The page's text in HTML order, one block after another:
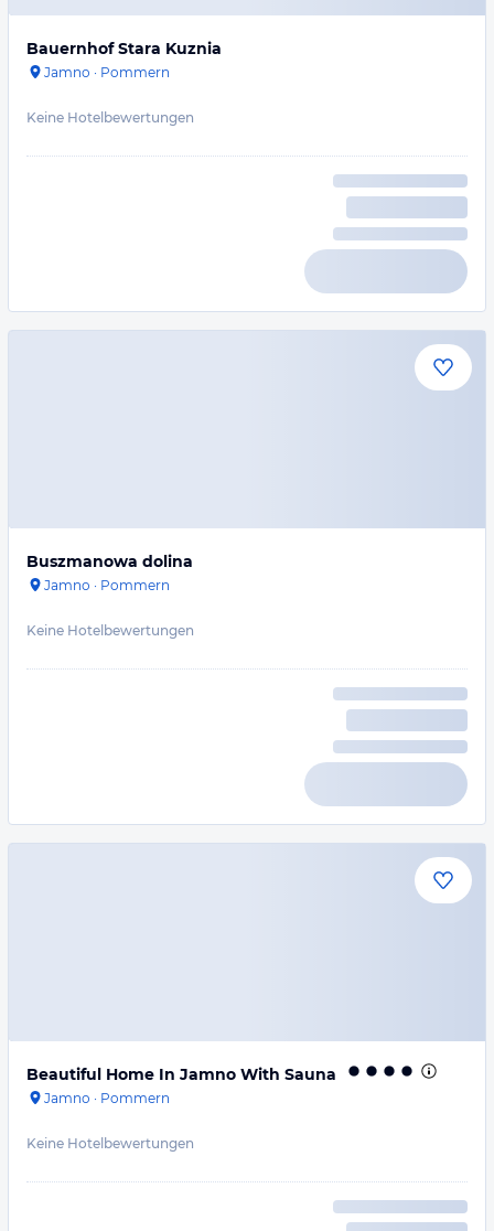
Bauernhof Stara Kuznia
Jamno · Pommern
Keine Hotelbewertungen
Buszmanowa dolina
Jamno · Pommern
Keine Hotelbewertungen
Beautiful Home In Jamno With Sauna
Jamno · Pommern
Keine Hotelbewertungen